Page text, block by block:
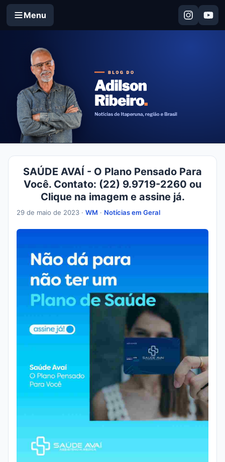
Menu
SAÚDE AVAÍ - O Plano Pensado Para
Você. Contato: (22) 9.9719-2260 ou
Clique na imagem e assine já.
29 de maio de 2023 · WM · Notícias em Geral